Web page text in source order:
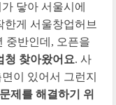
닿아 서울시에
게 서울창업허브
중반인데, 오픈을
청 찾아왔어요. 사
이 있어서 그런지
제를 해결하기 위